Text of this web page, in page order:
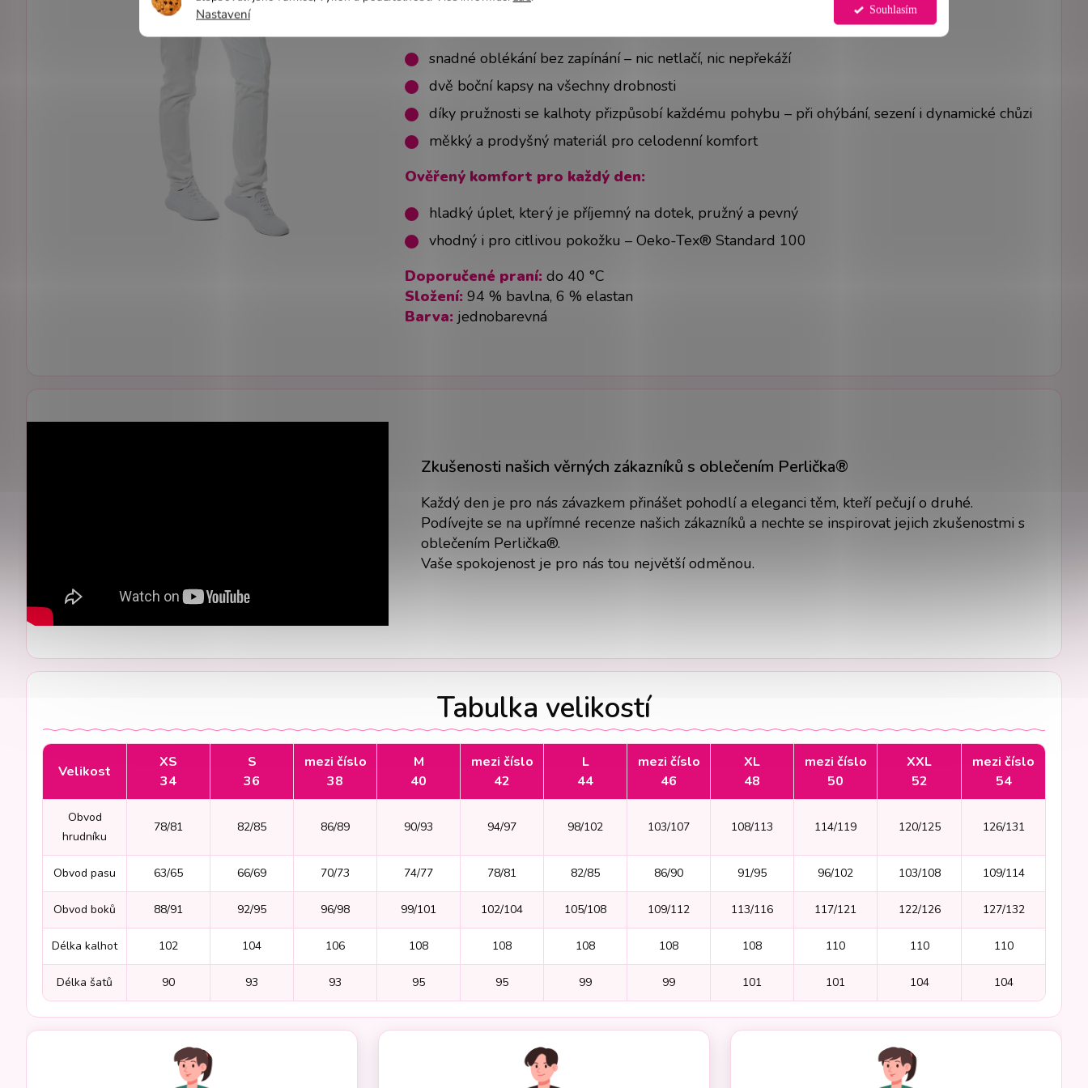
Nastavení Souhlasím
snadné oblékání bez zapínání – nic netlačí, nic nepřekáží
dvě boční kapsy na všechny drobnosti
díky pružnosti se kalhoty přizpůsobí každému pohybu – při ohýbání, sezení i dynamické chůzi
měkký a prodyšný materiál pro celodenní komfort
Ověřený komfort pro každý den:
hladký úplet, který je příjemný na dotek, pružný a pevný
vhodný i pro citlivou pokožku – Oeko-Tex® Standard 100
Doporučené praní: do 40 °C
Složení: 94 % bavlna, 6 % elastan
Barva: jednobarevná
Zkušenosti našich věrných zákazníků s oblečením Perlička®
Každý den je pro nás závazkem přinášet pohodlí a eleganci těm, kteří pečují o druhé.
Podívejte se na upřímné recenze našich zákazníků a nechte se inspirovat jejich zkušenostmi s
oblečením Perlička®.
Vaše spokojenost je pro nás tou největší odměnou.
Tabulka velikostí
Velikost
XS
34
S
36
mezi číslo
38
M
40
mezi číslo
42
L
44
mezi číslo
46
XL
48
mezi číslo
50
XXL
52
mezi číslo
54
Obvod
hrudníku
78/81 82/85 86/89 90/93 94/97 98/102 103/107 108/113 114/119 120/125 126/131
Obvod pasu 63/65 66/69 70/73 74/77 78/81 82/85 86/90 91/95 96/102 103/108 109/114
Obvod boků 88/91 92/95 96/98 99/101 102/104 105/108 109/112 113/116 117/121 122/126 127/132
Délka kalhot 102 104 106 108 108 108 108 108 110 110 110
Délka šatů 90 93 93 95 95 99 99 101 101 104 104